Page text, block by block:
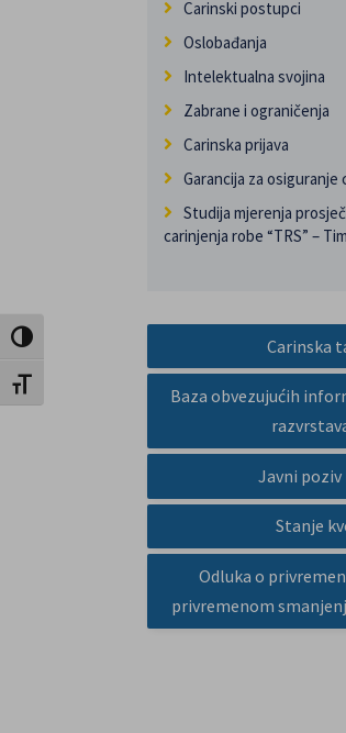
Uključi / isključi visoki kontrast
Uključi / isključi veličinu fonta
Carinski postupci
Oslobađanja
Intelektualna svojina
Zabrane i ograničenja
Carinska prijava
Garancija za osiguranje
Studija mjerenja
carinjenja robe “TRS” –
Carinska
Baza obvezujućih
Javni
Stanje
Odluka o
privremenom